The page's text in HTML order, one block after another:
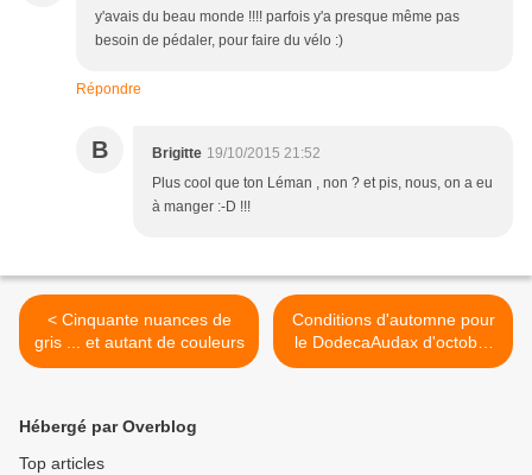
y'avais du beau monde !!!! parfois y'a presque même pas
besoin de pédaler, pour faire du vélo :)
Répondre
B Brigitte 19/10/2015 21:52
Plus cool que ton Léman , non ? et pis, nous, on a eu
à manger :-D !!!
< Cinquante nuances de
gris ... et autant de couleurs
Conditions d'automne pour
le DodecaAudax d'octobre
>
Hébergé par Overblog
Top articles